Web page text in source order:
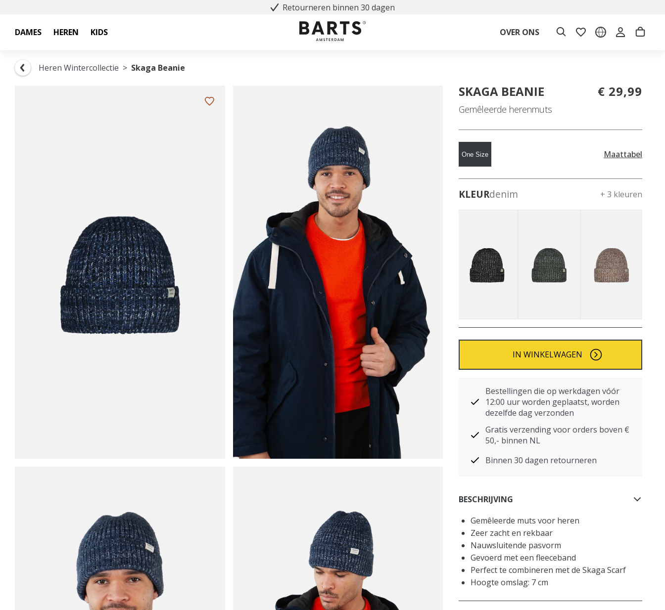
Retourneren binnen 30 dagen
DAMES HEREN KIDS OVER ONS
Heren Wintercollectie Skaga Beanie
SKAGA BEANIE
Gemêleerde herenmuts
€ 29,99
One Size Maattabel
KLEURdenim + 3 kleuren
IN WINKELWAGEN
Bestellingen die op werkdagen vóór
12:00 uur worden geplaatst, worden
dezelfde dag verzonden
Gratis verzending voor orders boven €
50,- binnen NL
Binnen 30 dagen retourneren
BESCHRIJVING
Gemêleerde muts voor heren
Zeer zacht en rekbaar
Nauwsluitende pasvorm
Gevoerd met een fleeceband
Perfect te combineren met de Skaga Scarf
Hoogte omslag: 7 cm